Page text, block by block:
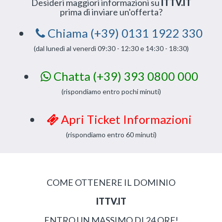
Desideri maggiori informazioni su ITTV.IT
prima di inviare un'offerta?
Chiama (+39) 0131 1922 330
(dal lunedì al venerdì 09:30 - 12:30 e 14:30 - 18:30)
Chatta (+39) 393 0800 000
(rispondiamo entro pochi minuti)
Apri Ticket Informazioni
(rispondiamo entro 60 minuti)
COME OTTENERE IL DOMINIO
ITTV.IT